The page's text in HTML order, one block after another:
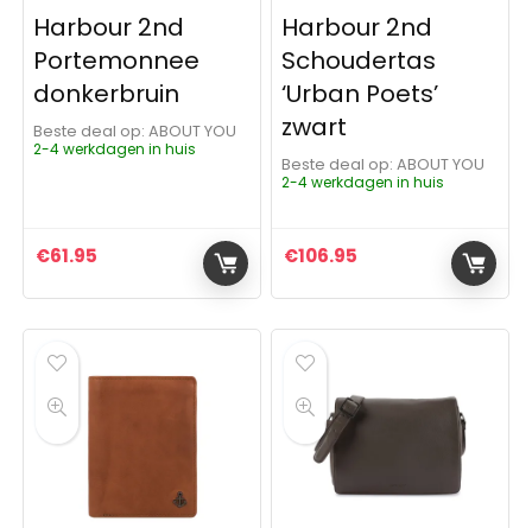
Harbour 2nd
Portemonnee
donkerbruin
Beste deal op:
ABOUT YOU
2-4 werkdagen in huis
€61.95
Harbour 2nd
Schoudertas
‘Urban Poets’
zwart
Beste deal op:
ABOUT YOU
2-4 werkdagen in huis
€106.95